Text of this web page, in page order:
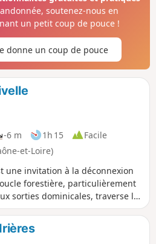
dont les frères Jouvenceau.
commémoratif a été édifié
incendiées, perpétuant le
C'est une étape émouvante,
devoir de mémoire.
soutenez-nous en
un petit coup de pouce !
donne un coup de pouce
-6 m 1h 15
Facile
et-Loire)
une invitation à la déconnexion
forestière, particulièrement
sorties dominicales, traverse le
est ombragé et plat, ce qui le
niveaux, y compris aux jeunes
idéal pour découvrir la flore